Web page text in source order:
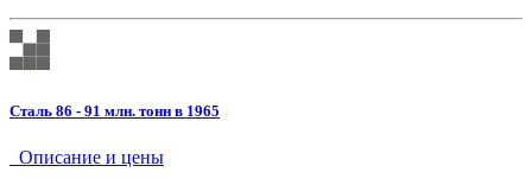
Сталь 86 - 91 млн. тонн в 1965
Описание и цены